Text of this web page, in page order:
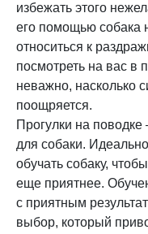
избежать этого
его помощью собака
относиться к
посмотреть на вас в
неважно, насколько
поощряется.
Прогулки на
для собаки.
обучать собаку,
еще приятнее.
с приятным
выбор, который